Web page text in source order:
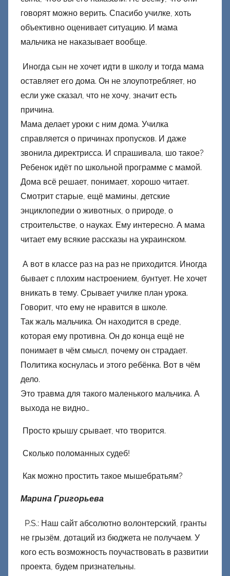
говорят можно верить. Спасибо училке, хоть
объективно оценивает ситуацию. И мама
мальчика не наказывает вообще.
Иногда сын не хочет идти в школу и тогда мама
оставляет его дома. Он не злоупотребляет, но
если уже сказал, что не хочу, значит есть
причина.
Мама делает уроки с ним дома. Училка
справляется о причинах пропусков. И даже
звонила директрисса. И спрашивала, шо такое?
Ребенок идёт по школьной программе с мамой.
Дома всё решает, понимает, хорошо читает.
Смотрит старые, ещё мамины, детские
энциклопедии о животных, о природе, о
строительстве, о науках. Ему интересно. А мама
читает ему всякие рассказы на украинском.
А вот в классе раз на раз не приходится. Иногда
бывает с плохим настроением, бунтует. Не хочет
вникать в тему. Срывает училке план урока.
Говорит, что ему не нравится в школе.
Так жаль мальчика. Он находится в среде,
которая ему противна. Он до конца ещё не
понимает в чём смысл, почему он страдает.
Политика коснулась и этого ребёнка. Вот в чём
дело.
Это травма для такого маленького мальчика. А
выхода не видно…
Просто крышу срывает, что творится.
Сколько поломанных судеб!
Как можно простить такое мышебратьям?
Марина Григорьева
P.S.: Наш сайт абсолютно волонтерский, гранты
не грызём, дотаций из бюджета не получаем. У
кого есть возможность поучаствовать в развитии
проекта, будем признательны.